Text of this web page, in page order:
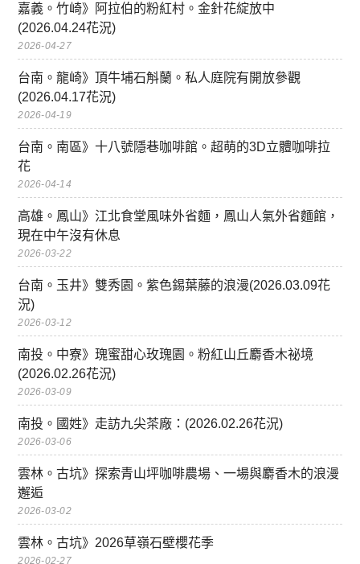
嘉義。竹崎》阿拉伯的粉紅村。金針花綻放中
(2026.04.24花況)
2026-04-27
台南。龍崎》頂牛埔石斛蘭。私人庭院有開放參觀
(2026.04.17花況)
2026-04-19
台南。南區》十八號隱巷咖啡館。超萌的3D立體咖啡拉
花
2026-04-14
高雄。鳳山》江北食堂風味外省麵，鳳山人氣外省麵館，
現在中午沒有休息
2026-03-22
台南。玉井》雙秀園。紫色錫葉藤的浪漫(2026.03.09花
況)
2026-03-12
南投。中寮》瑰蜜甜心玫瑰園。粉紅山丘麝香木祕境
(2026.02.26花況)
2026-03-09
南投。國姓》走訪九尖茶廠：(2026.02.26花況)
2026-03-06
雲林。古坑》探索青山坪咖啡農場、一場與麝香木的浪漫
邂逅
2026-03-02
雲林。古坑》2026草嶺石壁櫻花季
2026-02-27